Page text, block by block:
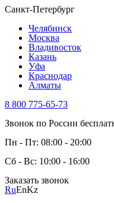
Санкт-Петербург
Челябинск
Москва
Владивосток
Казань
Уфа
Краснодар
Алматы
8 800 775-65-73
Звонок по России
Пн - Пт: 08:00 - 20:00
Сб - Вс: 10:00 - 16:00
Заказать звонок
RuEnKz